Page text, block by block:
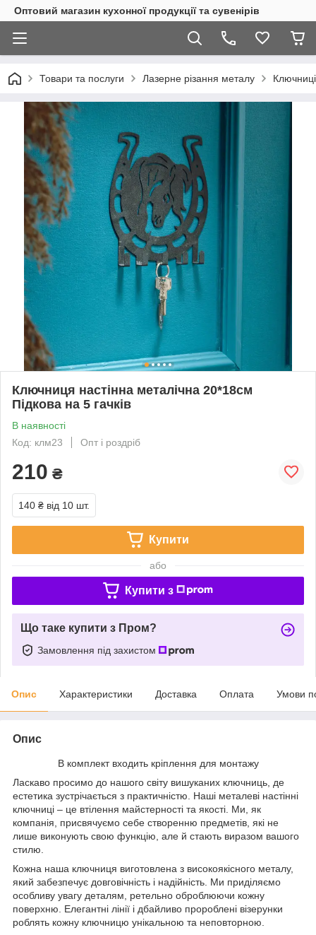
Оптовий магазин кухонної продукції та сувенірів
Товари та послуги Лазерне різання металу
Ключниця настінна металічна 20*18см
Підкова на 5 гачків
В наявності
Код: клм23
Опт і роздріб
210 ₴
140 ₴ від 10 шт.
Купити
або
Купити з
Що таке купити з Пром?
Замовлення під захистом
Опис Характеристики Доставка Оплата Умови
Опис
В комплект входить кріплення для монтажу
Ласкаво просимо до нашого світу вишуканих ключниць, де
естетика зустрічається з практичністю. Наші металеві настінні
ключниці – це втілення майстерності та якості. Ми, як
компанія, присвячуємо себе створенню предметів, які не
лише виконують свою функцію, але й стають виразом вашого
стилю.
Кожна наша ключниця виготовлена з високоякісного металу,
який забезпечує довговічність і надійність. Ми приділяємо
особливу увагу деталям, ретельно оброблюючи кожну
поверхню. Елегантні лінії і дбайливо пророблені візерунки
роблять кожну ключницю унікальною та неповторною.